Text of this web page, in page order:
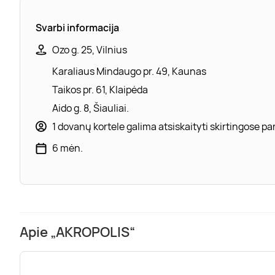
Svarbi informacija
Ozo g. 25, Vilnius
Karaliaus Mindaugo pr. 49, Kaunas
Taikos pr. 61, Klaipėda
Aido g. 8, Šiauliai.
1 dovanų kortele galima atsiskaityti skirtingose
6 mėn.
Apie „AKROPOLIS“